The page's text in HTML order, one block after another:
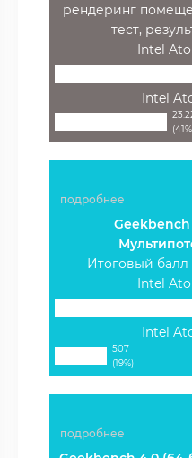
рендеринг
тест,
Intel
Intel
подробнее
Geekbench
Итоговый балл
Intel
Intel
507
(19%)
подробнее